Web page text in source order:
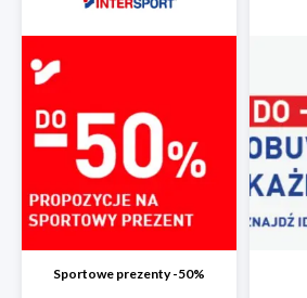
Sportowe prezenty -50%